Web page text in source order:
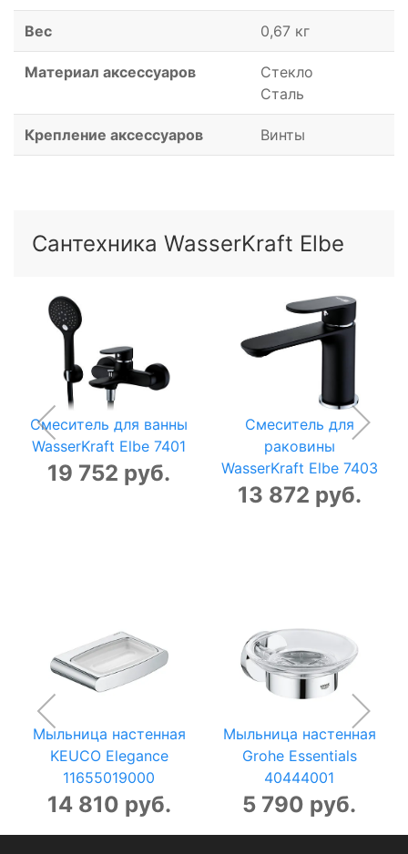
Вес 0,67 кг
Материал аксессуаров
Стекло
Сталь
Крепление аксессуаров Винты
Сантехника WasserKraft Elbe
Смеситель для ванны
WasserKraft Elbe 7401
19 752 руб.
Смеситель для
раковины
WasserKraft Elbe 7403
13 872 руб.
Мыльница настенная
KEUCO Elegance
11655019000
14 810 руб.
Мыльница настенная
Grohe Essentials
40444001
5 790 руб.